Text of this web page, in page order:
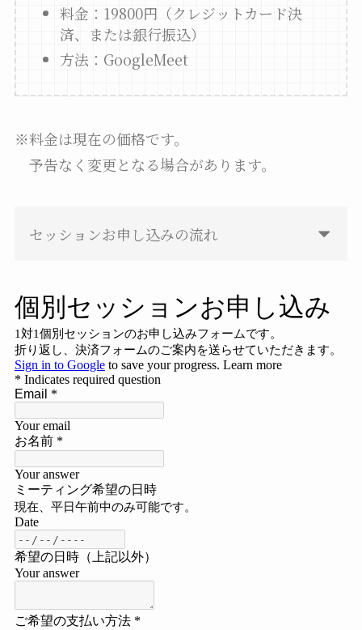
料金：19800円（クレジットカード決
済、または銀行振込）
方法：GoogleMeet
※料金は現在の価格です。
予告なく変更となる場合があります。
セッションお申し込みの流れ